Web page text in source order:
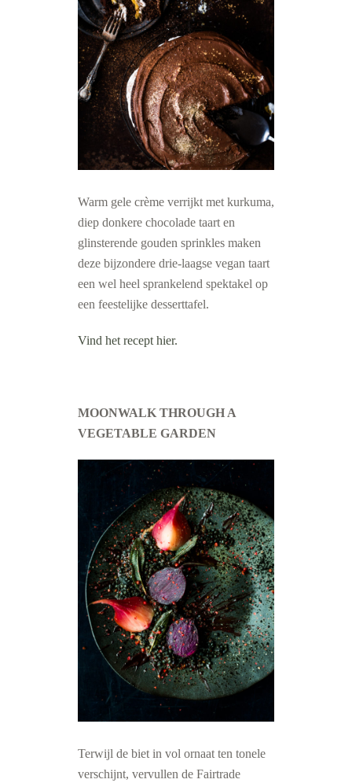
Warm gele crème verrijkt met kurkuma,
diep donkere chocolade taart en
glinsterende gouden sprinkles maken
deze bijzondere drie-laagse vegan taart
een wel heel sprankelend spektakel op
een feestelijke desserttafel.
Vind het recept hier.
MOONWALK THROUGH A
VEGETABLE GARDEN
Terwijl de biet in vol ornaat ten tonele
verschijnt, vervullen de Fairtrade